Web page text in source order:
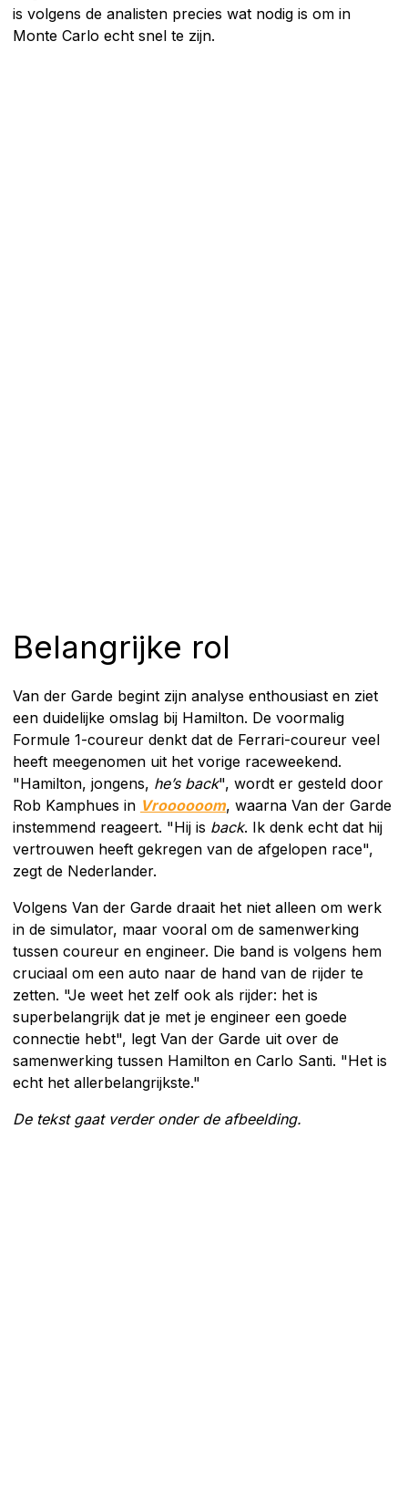
is volgens de analisten precies wat nodig is om in
Monte Carlo echt snel te zijn.
Belangrijke rol
Van der Garde begint zijn analyse enthousiast en ziet
een duidelijke omslag bij Hamilton. De voormalig
Formule 1-coureur denkt dat de Ferrari-coureur veel
heeft meegenomen uit het vorige raceweekend.
"Hamilton, jongens, he’s back", wordt er gesteld door
Rob Kamphues in Vroooooom, waarna Van der Garde
instemmend reageert. "Hij is back. Ik denk echt dat hij
vertrouwen heeft gekregen van de afgelopen race",
zegt de Nederlander.
Volgens Van der Garde draait het niet alleen om werk
in de simulator, maar vooral om de samenwerking
tussen coureur en engineer. Die band is volgens hem
cruciaal om een auto naar de hand van de rijder te
zetten. "Je weet het zelf ook als rijder: het is
superbelangrijk dat je met je engineer een goede
connectie hebt", legt Van der Garde uit over de
samenwerking tussen Hamilton en Carlo Santi. "Het is
echt het allerbelangrijkste."
De tekst gaat verder onder de afbeelding.